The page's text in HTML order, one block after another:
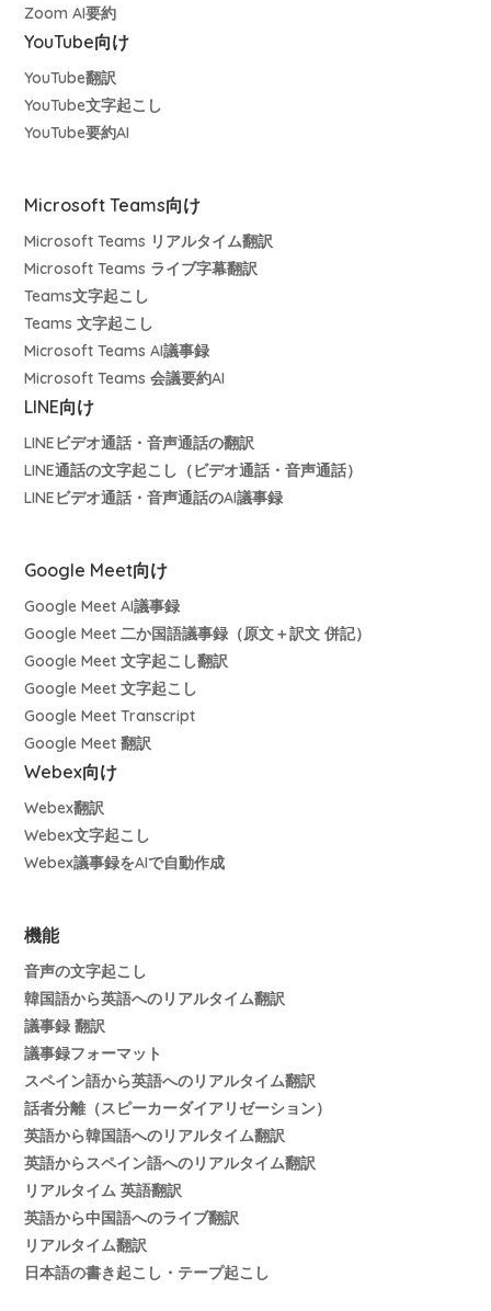
Zoom AI要約
YouTube向け
YouTube翻訳
YouTube文字起こし
YouTube要約AI
Microsoft Teams向け
Microsoft Teams リアルタイム翻訳
Microsoft Teams ライブ字幕翻訳
Teams文字起こし
Teams 文字起こし
Microsoft Teams AI議事録
Microsoft Teams 会議要約AI
LINE向け
LINEビデオ通話・音声通話の翻訳
LINE通話の文字起こし（ビデオ通話・音声通話）
LINEビデオ通話・音声通話のAI議事録
Google Meet向け
Google Meet AI議事録
Google Meet 二か国語議事録（原文＋訳文 併記）
Google Meet 文字起こし翻訳
Google Meet 文字起こし
Google Meet Transcript
Google Meet 翻訳
Webex向け
Webex翻訳
Webex文字起こし
Webex議事録をAIで自動作成
機能
音声の文字起こし
韓国語から英語へのリアルタイム翻訳
議事録 翻訳
議事録フォーマット
スペイン語から英語へのリアルタイム翻訳
話者分離（スピーカーダイアリゼーション）
英語から韓国語へのリアルタイム翻訳
英語からスペイン語へのリアルタイム翻訳
リアルタイム 英語翻訳
英語から中国語へのライブ翻訳
リアルタイム翻訳
日本語の書き起こし・テープ起こし